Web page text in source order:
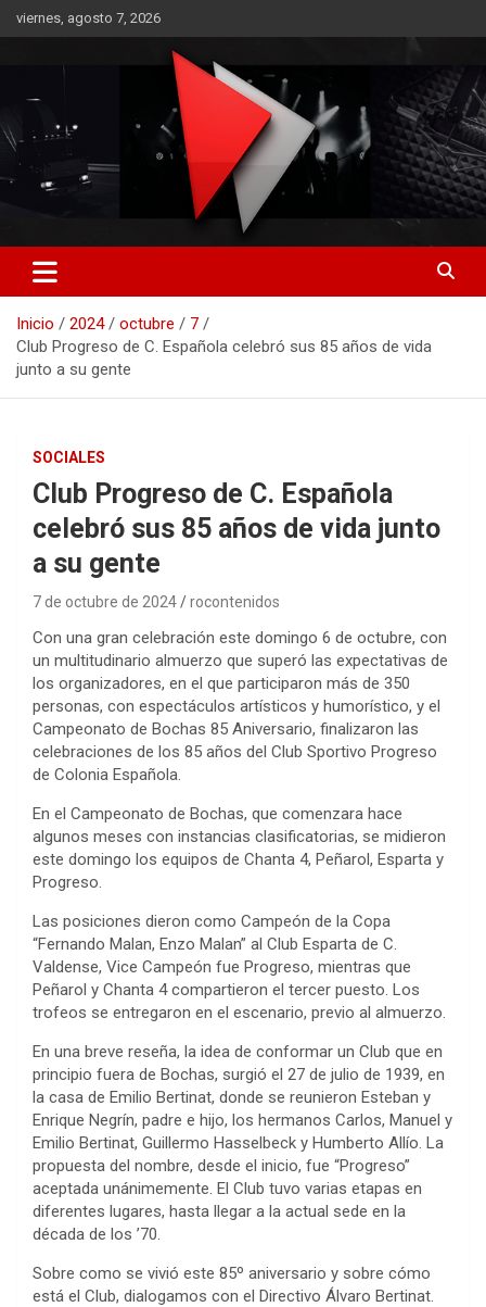
Saltar
al
viernes, agosto 7, 2026
RO CONTENIDOS
Inicio 2024 octubre
7
Club Progreso de C. Española celebró sus 85 años de vida
junto a su gente
SOCIALES
Club Progreso de C. Española
celebró sus 85 años de vida junto
a su gente
7 de octubre de 2024 rocontenidos
Con una gran celebración este domingo 6 de octubre, con
un multitudinario almuerzo que superó las expectativas de
los organizadores, en el que participaron más de 350
personas, con espectáculos artísticos y humorístico, y el
Campeonato de Bochas 85 Aniversario, finalizaron las
celebraciones de los 85 años del Club Sportivo Progreso
de Colonia Española.
En el Campeonato de Bochas, que comenzara hace
algunos meses con instancias clasificatorias, se midieron
este domingo los equipos de Chanta 4, Peñarol, Esparta y
Progreso.
Las posiciones dieron como Campeón de la Copa
“Fernando Malan, Enzo Malan” al Club Esparta de C.
Valdense, Vice Campeón fue Progreso, mientras que
Peñarol y Chanta 4 compartieron el tercer puesto. Los
trofeos se entregaron en el escenario, previo al almuerzo.
En una breve reseña, la idea de conformar un Club que en
principio fuera de Bochas, surgió el 27 de julio de 1939, en
la casa de Emilio Bertinat, donde se reunieron Esteban y
Enrique Negrín, padre e hijo, los hermanos Carlos, Manuel y
Emilio Bertinat, Guillermo Hasselbeck y Humberto Allío. La
propuesta del nombre, desde el inicio, fue “Progreso”
aceptada unánimemente. El Club tuvo varias etapas en
diferentes lugares, hasta llegar a la actual sede en la
década de los ’70.
Sobre como se vivió este 85º aniversario y sobre cómo
está el Club, dialogamos con el Directivo Álvaro Bertinat.